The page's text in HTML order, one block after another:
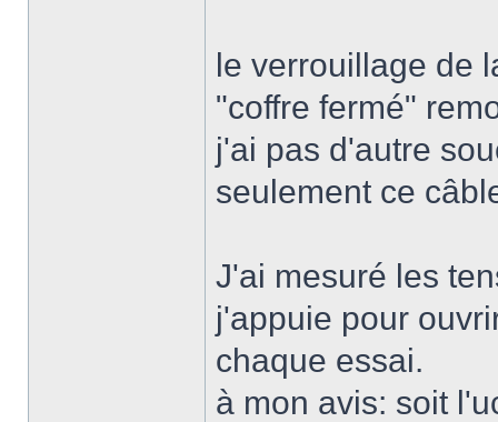
le verrouillage de
"coffre fermé"
j'ai pas d'autre
seulement ce
J'ai mesuré les
j'appuie pour
chaque essai.
à mon avis: soit